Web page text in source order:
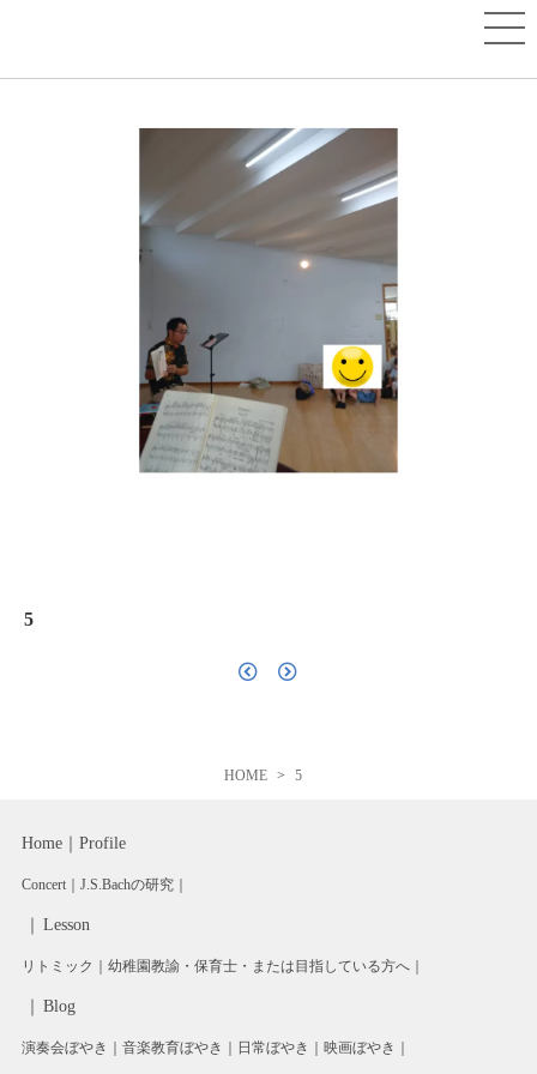
5
HOME 5
Home Profile
Concert J.S.Bachの研究
Lesson
リトミック 幼稚園教諭・保育士・または目指している方へ
Blog
演奏会ぼやき 音楽教育ぼやき 日常ぼやき 映画ぼやき